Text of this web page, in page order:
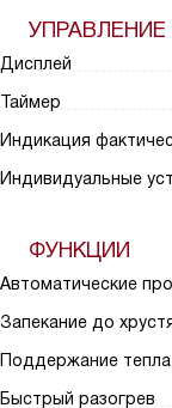
УПРАВЛЕНИЕ
Дисплей
Таймер
Индикация
Индивидуальные
ФУНКЦИИ
Автоматические
Запекание до
Поддержание тепла
Быстрый разогрев